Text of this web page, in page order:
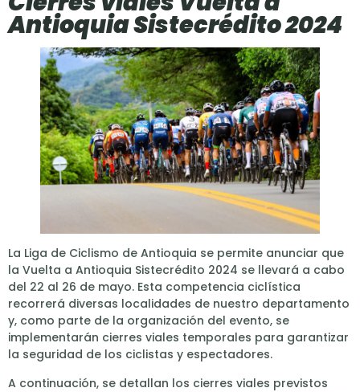
Antioquia Sistecrédito 2024
La Liga de Ciclismo de Antioquia se permite anunciar que
la Vuelta a Antioquia Sistecrédito 2024 se llevará a cabo
del 22 al 26 de mayo. Esta competencia ciclística
recorrerá diversas localidades de nuestro departamento
y, como parte de la organización del evento, se
implementarán cierres viales temporales para garantizar
la seguridad de los ciclistas y espectadores.
A continuación, se detallan los cierres viales previstos